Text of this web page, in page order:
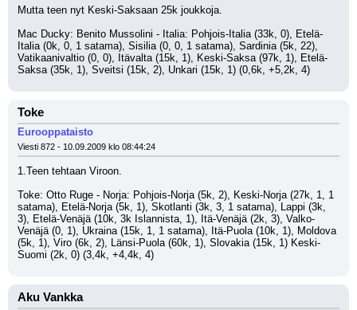
Mutta teen nyt Keski-Saksaan 25k joukkoja.
Mac Ducky: Benito Mussolini - Italia: Pohjois-Italia (33k, 0), Etelä-
Italia (0k, 0, 1 satama), Sisilia (0, 0, 1 satama), Sardinia (5k, 22),
Vatikaanivaltio (0, 0), Itävalta (15k, 1), Keski-Saksa (97k, 1), Etelä-
Saksa (35k, 1), Sveitsi (15k, 2), Unkari (15k, 1) (0,6k, +5,2k, 4)
Toke
Eurooppataisto
Viesti 872 - 10.09.2009 klo 08:44:24
1.Teen tehtaan Viroon.
Toke: Otto Ruge - Norja: Pohjois-Norja (5k, 2), Keski-Norja (27k, 1, 1
satama), Etelä-Norja (5k, 1), Skotlanti (3k, 3, 1 satama), Lappi (3k,
3), Etelä-Venäjä (10k, 3k Islannista, 1), Itä-Venäjä (2k, 3), Valko-
Venäjä (0, 1), Ukraina (15k, 1, 1 satama), Itä-Puola (10k, 1), Moldova
(5k, 1), Viro (6k, 2), Länsi-Puola (60k, 1), Slovakia (15k, 1) Keski-
Suomi (2k, 0) (3,4k, +4,4k, 4)
Aku Vankka